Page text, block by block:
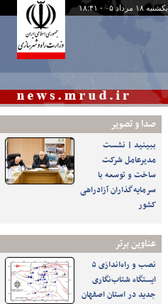
یکشنبه ۱۸ مرداد ۰۵ - ۱۸:۴۱
صدا و تصوير
ببینید | نشست
مدیرعامل شرکت
ساخت و توسعه با
سرمایه‌گذاران آزادراهی
کشور
عناوین برتر
نصب و راه‌اندازی ۵
ایستگاه شتاب‌نگاری
جدید در استان اصفهان